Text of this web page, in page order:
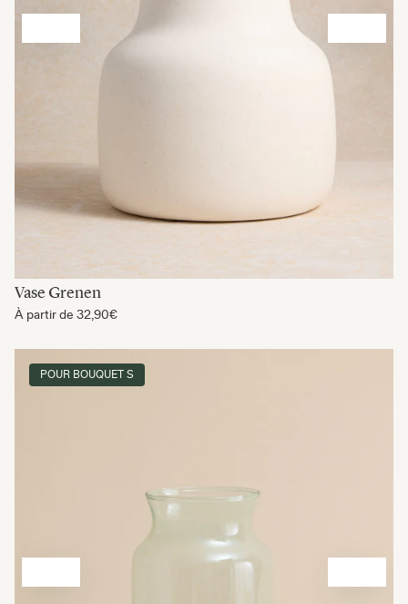
Vase Grenen
À partir de 32,90€
POUR BOUQUET S